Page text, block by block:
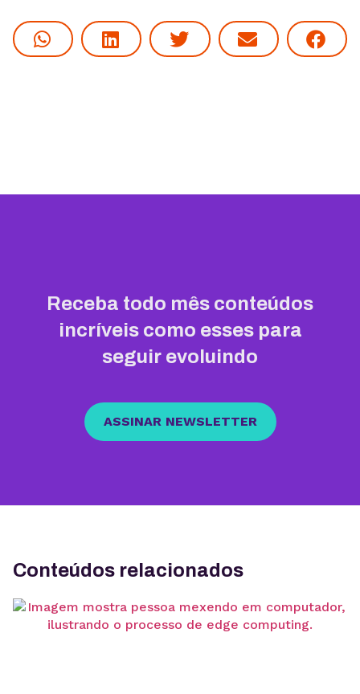
Receba todo mês conteúdos
incríveis como esses para
seguir evoluindo
ASSINAR NEWSLETTER
Conteúdos relacionados